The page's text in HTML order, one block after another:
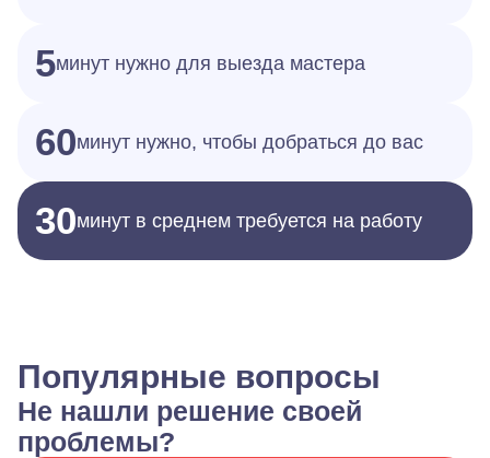
5минут нужно для выезда мастера
60минут нужно, чтобы добраться до вас
30минут в среднем требуется на работу
Популярные вопросы
Не нашли решение своей
проблемы?